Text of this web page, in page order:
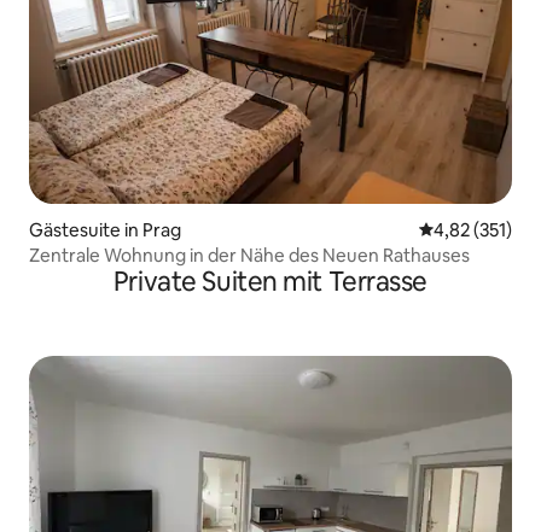
Gästesuite in Prag
4,82 (351)
Zentrale Wohnung in der Nähe des Neuen Rathauses
Private Suiten mit Terrasse